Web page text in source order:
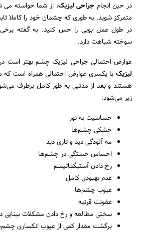
در حین انجام جراحی لیزیک، از شما خواسته می
متمرکز شوید. به طوری که چشمان خود را کاملا
در طول عمل بویی را حس کنید. به گفته برخی
سوخته شباهت دارد.
عوارض احتمالی جراحی لیزیک چشم بهتر است
لیزیک با یکسری عوارض احتمالی همراه است که
هستند و بعد از مدتبی به طور کامل برطرف
زیر می‌شود:
حساسیت به نور
خشکی چشم‌ها
مه آلودگی دید و تاری دید
احساس خستگی در چشم‌ها
رخ دادن آستیگماتیسم
عدم بهبودی کامل
عیوب چشم‌ها
عفونت قرنیه
سختی مطالعه و رخ دادن مشکلات بینایی
برگشت مقدار کمی از عیوب انکساری